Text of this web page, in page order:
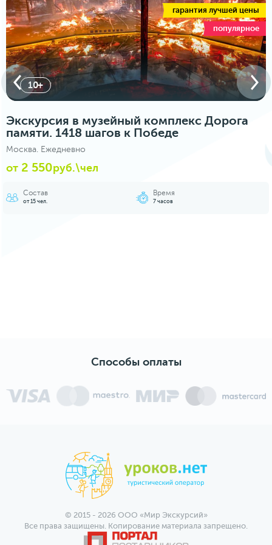
гарантия лучшей цены
популярное
10+
Экскурсия в музейный комплекс Дорога
памяти. 1418 шагов к Победе
Москва. Ежедневно
от 2 550руб.\чел
Состав
от 15 чел.
Время
7 часов
Способы оплаты
© 2015 - 2026 ООО «Мир Экскурсий»
Все права защищены. Копирование материала запрещено.